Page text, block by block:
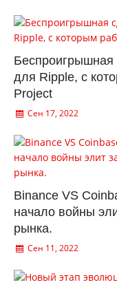
Беспроигрышная
для Ripple, с
Project
Сен 17, 2022
Binance VS
начало войны
рынка.
Сен 11, 2022